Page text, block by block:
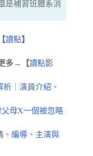
是補習班體系消
讀點】
多→【讀點影
｜演員介紹、
父母X一個被忽略
、編導、主演與